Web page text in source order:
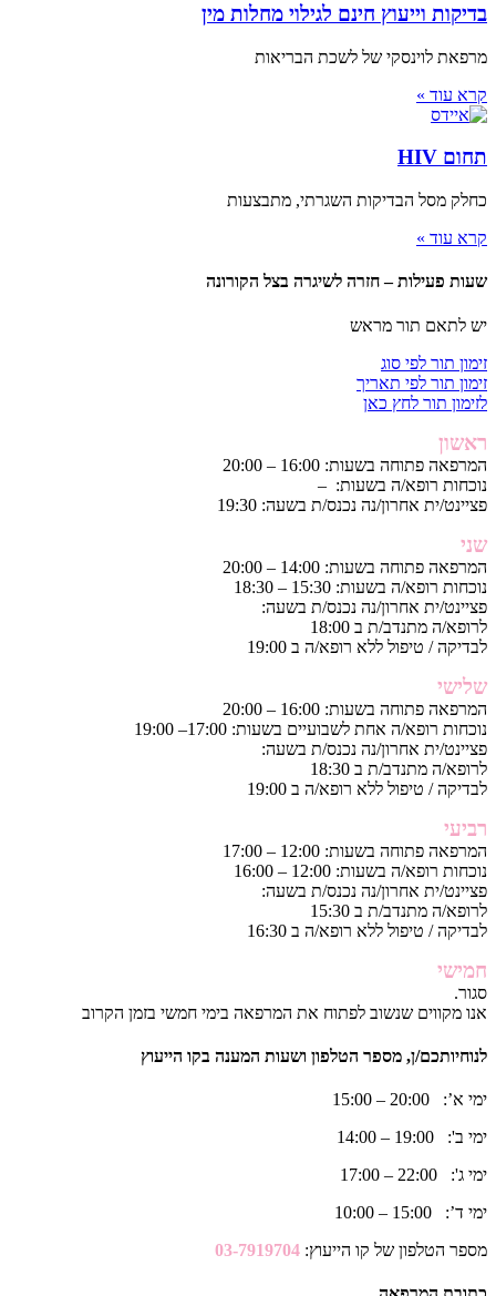
בדיקות וייעוץ חינם לגילוי מחלות מין
מרפאת לוינסקי של לשכת הבריאות
קרא עוד »
תחום HIV
כחלק מסל הבדיקות השגרתי, מתבצעות
קרא עוד »
שעות פעילות – חזרה לשיגרה בצל הקורונה
יש לתאם תור מראש
זימון תור לפי סוג
זימון תור לפי תאריך
לזימון תור לחץ כאן
ראשון
המרפאה פתוחה בשעות: 16:00 – 20:00
נוכחות רופא/ה בשעות: –
פציינט/ית אחרון/נה נכנס/ת בשעה: 19:30
שני
המרפאה פתוחה בשעות: 14:00 – 20:00
נוכחות רופא/ה בשעות: 15:30 – 18:30
פציינט/ית אחרון/נה נכנס/ת בשעה:
לרופא/ה מתנדב/ת ב 18:00
לבדיקה / טיפול ללא רופא/ה ב 19:00
שלישי
המרפאה פתוחה בשעות: 16:00 – 20:00
נוכחות רופא/ה אחת לשבועיים בשעות: 17:00– 19:00
פציינט/ית אחרון/נה נכנס/ת בשעה:
לרופא/ה מתנדב/ת ב 18:30
לבדיקה / טיפול ללא רופא/ה ב 19:00
רביעי
המרפאה פתוחה בשעות: 12:00 – 17:00
נוכחות רופא/ה בשעות: 12:00 – 16:00
פציינט/ית אחרון/נה נכנס/ת בשעה:
לרופא/ה מתנדב/ת ב 15:30
לבדיקה / טיפול ללא רופא/ה ב 16:30
חמישי
סגור.
אנו מקווים שנשוב לפתוח את המרפאה בימי חמשי בזמן הקרוב
לנוחיותכם/ן, מספר הטלפון ושעות המענה בקו הייעוץ
ימי א’: 20:00 – 15:00
ימי ב': 19:00 – 14:00
ימי ג': 22:00 – 17:00
ימי ד’: 15:00 – 10:00
מספר הטלפון של קו הייעוץ: 03-7919704